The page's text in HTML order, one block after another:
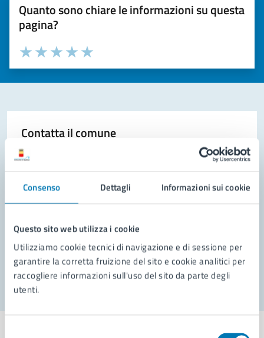
Consenso Dettagli Informazioni sui cookie
Questo sito web utilizza i cookie
Utilizziamo cookie tecnici di navigazione e di sessione per
garantire la corretta fruizione del sito e cookie analitici per
raccogliere informazioni sull'uso del sito da parte degli
utenti.
Quanto sono chiare le informazioni su questa
pagina?
Valuta la chiarezza delle informazioni (da 1 a 5 stelle)
Seleziona il numero di stelle per valutare la chiarezza delle
Valuta 5 stelle su 5
Valuta 4 stelle su 5
Valuta 3 stelle su 5
Valuta 2 stelle su 5
Valuta 1 stelle su 5
Contatta il comune
Richiedi assistenza
Prenota appuntamento
Problemi in città
Segnala disservizio